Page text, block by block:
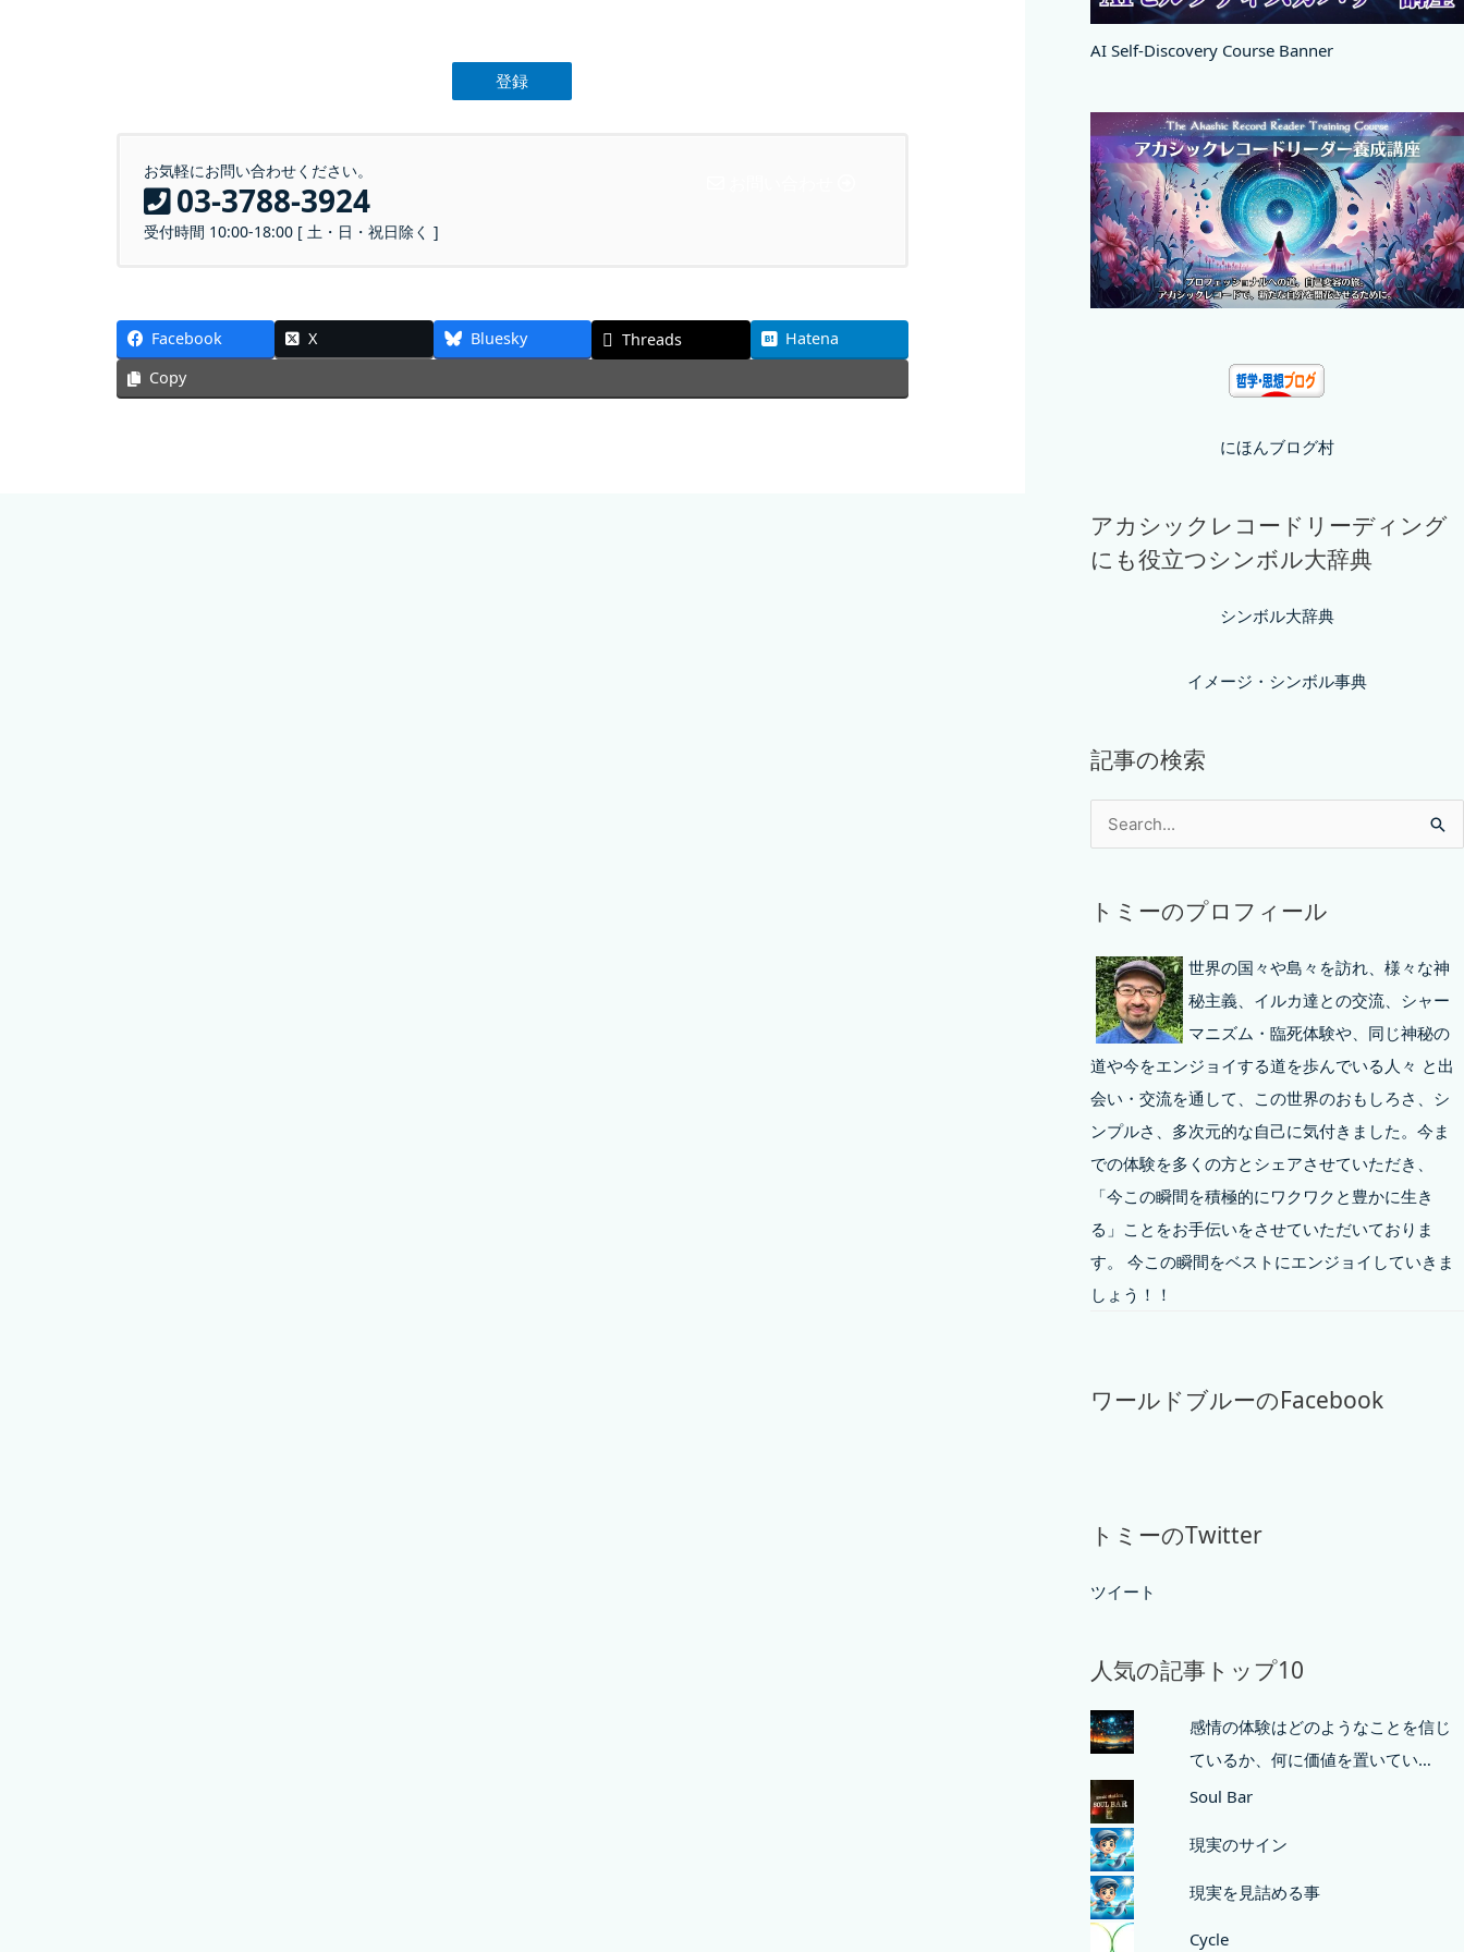
お気軽にお問い合わせください。
03-3788-3924
受付時間 10:00-18:00 [ 土・日・祝日除く ]
Facebook X Bluesky Threads
Hatena
Copy
AI Self-Discovery Course Banner
にほんブログ村
アカシックレコードリーディング
にも役立つシンボル大辞典
シンボル大辞典
イメージ・シンボル事典
記事の検索
トミーのプロフィール
世界の国々や島々を訪れ、様々な神
秘主義、イルカ達との交流、シャー
マニズム・臨死体験や、同じ神秘の
道や今をエンジョイする道を歩んでいる人々 と出
会い・交流を通して、この世界のおもしろさ、シ
ンプルさ、多次元的な自己に気付きました。今ま
での体験を多くの方とシェアさせていただき、
「今この瞬間を積極的にワクワクと豊かに生き
る」ことをお手伝いをさせていただいておりま
す。 今この瞬間をベストにエンジョイしていきま
しょう！！
ワールドブルーのFacebook
トミーのTwitter
ツイート
人気の記事トップ10
感情の体験はどのようなことを信じ
ているか、何に価値を置いてい…
Soul Bar
現実のサイン
現実を見詰める事
Cycle